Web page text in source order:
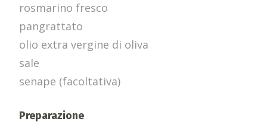
rosmarino fresco
pangrattato
olio extra vergine di oliva
sale
senape (facoltativa)
Preparazione